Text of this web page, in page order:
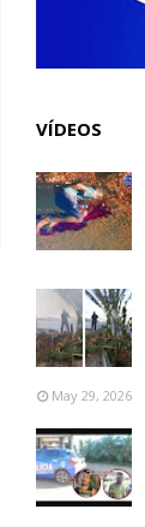
VÍDEOS
May 29, 2026